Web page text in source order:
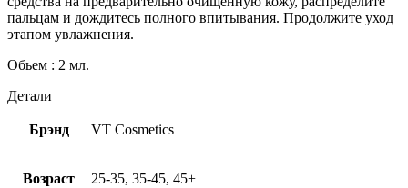
пальцам и дождитесь полного впитывания. Продолжите уход
этапом увлажнения.
Обьем : 2 мл.
Детали
Брэнд VT Cosmetics
Возраст 25-35, 35-45, 45+